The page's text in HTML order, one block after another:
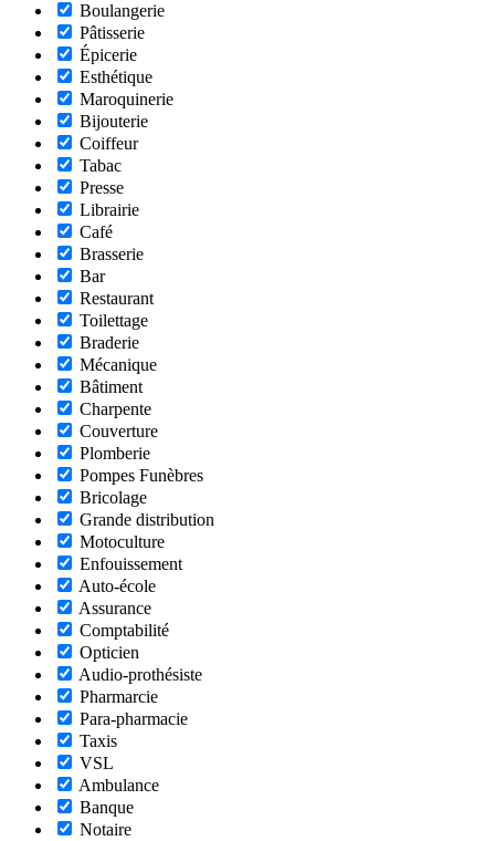
Boulangerie
Pâtisserie
Épicerie
Esthétique
Maroquinerie
Bijouterie
Coiffeur
Tabac
Presse
Librairie
Café
Brasserie
Bar
Restaurant
Toilettage
Braderie
Mécanique
Bâtiment
Charpente
Couverture
Plomberie
Pompes Funèbres
Bricolage
Grande distribution
Motoculture
Enfouissement
Auto-école
Assurance
Comptabilité
Opticien
Audio-prothésiste
Pharmarcie
Para-pharmacie
Taxis
VSL
Ambulance
Banque
Notaire